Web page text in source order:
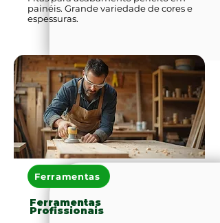
painéis. Grande variedade de cores e
espessuras.
Ferramentas
Ferramentas
Profissionais